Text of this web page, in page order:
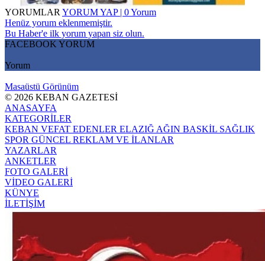
YORUMLAR YORUM YAP | 0 Yorum
Henüz yorum eklenmemiştir.
Bu Haber'e ilk yorum yapan siz olun.
FACEBOOK YORUM
Yorum
Masaüstü Görünüm
© 2026 KEBAN GAZETESİ
ANASAYFA
KATEGORİLER
KEBAN VEFAT EDENLER ELAZIĞ AĞIN BASKİL SAĞLIK
SPOR GÜNCEL REKLAM VE İLANLAR
YAZARLAR
ANKETLER
FOTO GALERİ
VİDEO GALERİ
KÜNYE
İLETİŞİM